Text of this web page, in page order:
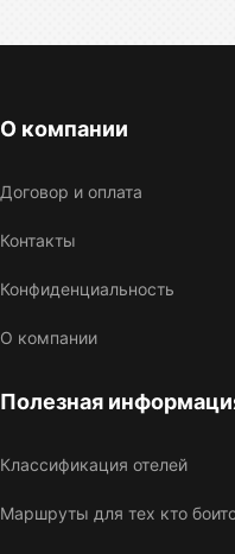
О компании
Договор и оплата
Контакты
Конфиденциальность
О компании
Полезная
Классификация отелей
Маршруты для тех кто